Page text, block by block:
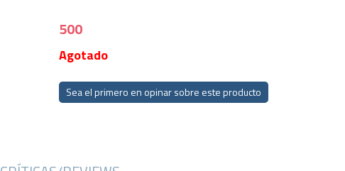
500
Agotado
Sea el primero en opinar sobre este producto